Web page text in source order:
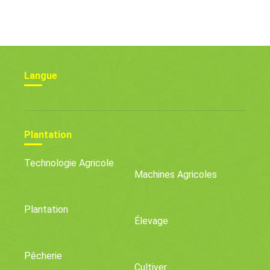
Langue
Plantation
Technologie Agricole
Machines Agricoles
Plantation
Élevage
Pêcherie
Cultiver